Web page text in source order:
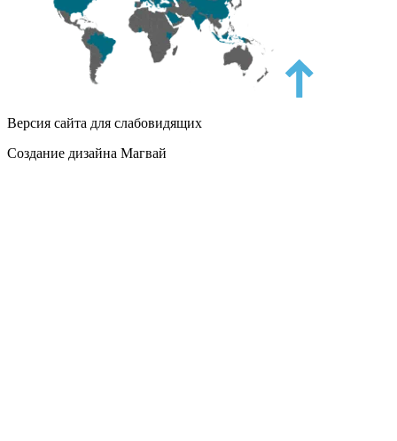
Версия сайта для слабовидящих
Создание дизайна Магвай